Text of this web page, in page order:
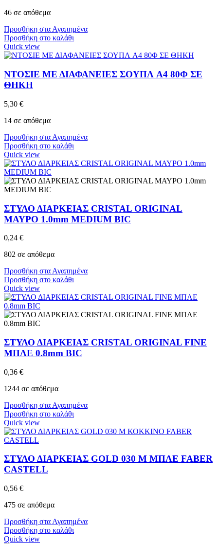
46 σε απόθεμα
Προσθήκη στα Αγαπημένα
Προσθήκη στο καλάθι
Quick view
ΝΤΟΣΙΕ ΜΕ ΔΙΑΦΑΝΕΙΕΣ ΣΟΥΠΛ A4 80Φ ΣΕ
ΘΗΚΗ
5,30 €
14 σε απόθεμα
Προσθήκη στα Αγαπημένα
Προσθήκη στο καλάθι
Quick view
ΣΤΥΛΟ ΔΙΑΡΚΕΙΑΣ CRISTAL ORIGINAL
ΜΑΥΡΟ 1.0mm MEDIUM BIC
0,24 €
802 σε απόθεμα
Προσθήκη στα Αγαπημένα
Προσθήκη στο καλάθι
Quick view
ΣΤΥΛΟ ΔΙΑΡΚΕΙΑΣ CRISTAL ORIGINAL FINE
ΜΠΛΕ 0.8mm BIC
0,36 €
1244 σε απόθεμα
Προσθήκη στα Αγαπημένα
Προσθήκη στο καλάθι
Quick view
ΣΤΥΛΟ ΔΙΑΡΚΕΙΑΣ GOLD 030 M ΜΠΛΕ FABER
CASTELL
0,56 €
475 σε απόθεμα
Προσθήκη στα Αγαπημένα
Προσθήκη στο καλάθι
Quick view